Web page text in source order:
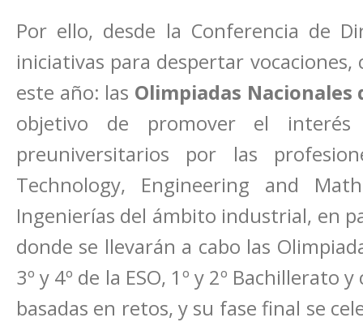
Por ello, desde la Conferencia de
iniciativas para despertar
este año: las Olimpiadas
objetivo de promover el
preuniversitarios por las
Technology, Engineering and
Ingenierías del ámbito industrial, en
donde se llevarán a cabo las
3º y 4º de la ESO, 1º y 2º
basadas en retos, y su fase final se